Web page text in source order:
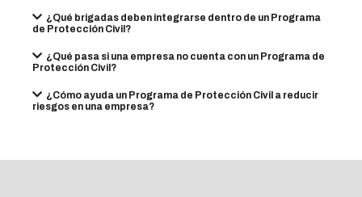
¿Qué brigadas deben integrarse dentro de un Programa
de Protección Civil?
¿Qué pasa si una empresa no cuenta con un Programa de
Protección Civil?
¿Cómo ayuda un Programa de Protección Civil a reducir
riesgos en una empresa?